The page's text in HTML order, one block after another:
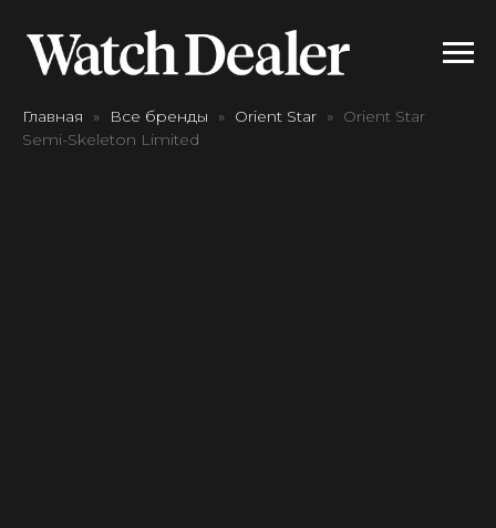
Главная Все бренды Orient Star
Orient Star
Semi-Skeleton Limited